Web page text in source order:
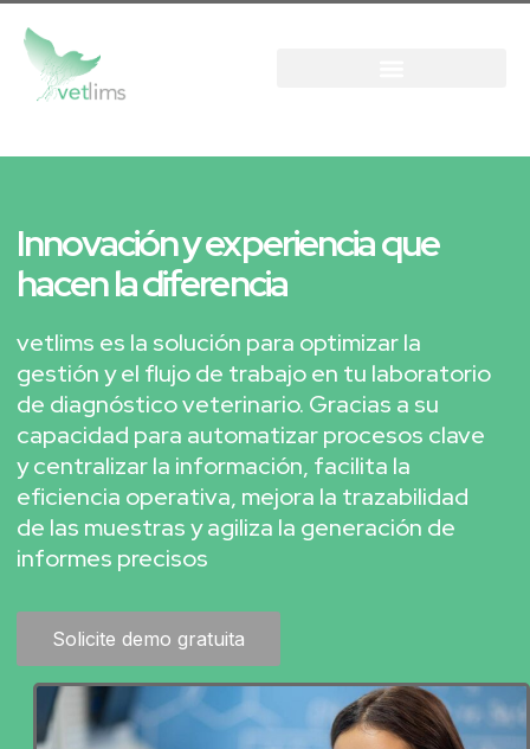
Innovación y experiencia que
hacen la diferencia
vetlims es la solución para optimizar la
gestión y el flujo de trabajo en tu laboratorio
de diagnóstico veterinario. Gracias a su
capacidad para automatizar procesos clave
y centralizar la información, facilita la
eficiencia operativa, mejora la trazabilidad
de las muestras y agiliza la generación de
informes precisos
Solicite demo gratuita